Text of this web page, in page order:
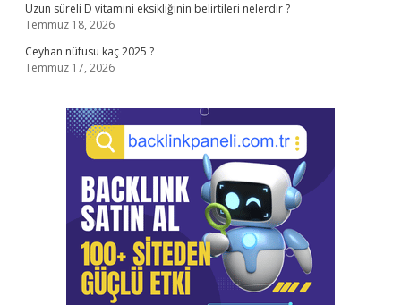
Uzun süreli D vitamini eksikliğinin belirtileri nelerdir ?
Temmuz 18, 2026
Ceyhan nüfusu kaç 2025 ?
Temmuz 17, 2026